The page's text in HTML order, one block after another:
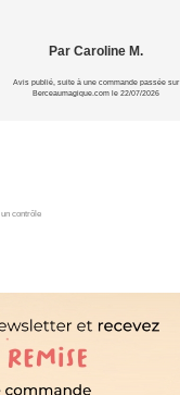
Par Caroline M.
Avis publié, suite à une commande passée sur
Berceaumagique.com le 22/07/2026
contrôle